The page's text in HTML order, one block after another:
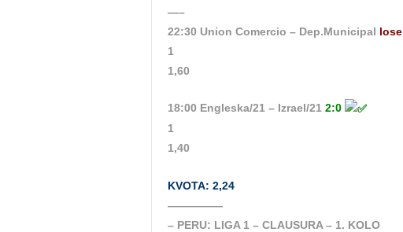
—–
22:30 Union Comercio – Dep.Municipal lose
1
1,60
18:00 Engleska/21 – Izrael/21 2:0
1
1,40
KVOTA: 2,24
—————
– PERU: LIGA 1 – CLAUSURA – 1. KOLO